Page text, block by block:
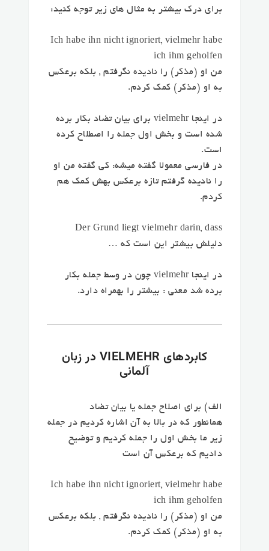
برای درک بیشتر به مثال های زیر توجه کنید:
Ich habe ihn nicht ignoriert, vielmehrhabe
ich ihm geholfen
من او (مذکر) را نادیده نگرفتم , بلکه برعکس
به او (مذکر) کمک کردم.
در اینجا vielmehr برای بیان تضاد بکار برده
شده است و بخش اول جمله را اصطلاح کرده
است.
در فارسی معمولا گفته میشه: کی گفته من او
را نادیده گرفتم تازه برعکس بهش کمک هم
کردم.
Der Grund liegtvielmehrdarin, dass
دلیلش بیشتر این است که …
در اینجا vielmehr چون در وسط جمله بکار
برده شد معنی : بیشتر را بهمراه دارد.
کابردهای VIELMEHR در زبان
آلمانی
الف) برای اصلاح جمله یا بیان تضاد
همانطور که در بالا به آن اشاره کردیم در جمله
زیر ما بخش اول را جمله کردیم و توضیح
دادیم که برعکس آن است
Ich habe ihn nicht ignoriert, vielmehrhabe
ich ihm geholfen
من او (مذکر) را نادیده نگرفتم , بلکه برعکس
به او (مذکر) کمک کردم.